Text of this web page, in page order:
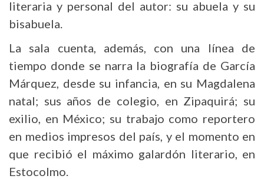
literaria y personal del autor: su abuela y su
bisabuela.
La sala cuenta, además, con una línea de
tiempo donde se narra la biografía de García
Márquez, desde su infancia, en su Magdalena
natal; sus años de colegio, en Zipaquirá; su
exilio, en México; su trabajo como reportero
en medios impresos del país, y el momento en
que recibió el máximo galardón literario, en
Estocolmo.